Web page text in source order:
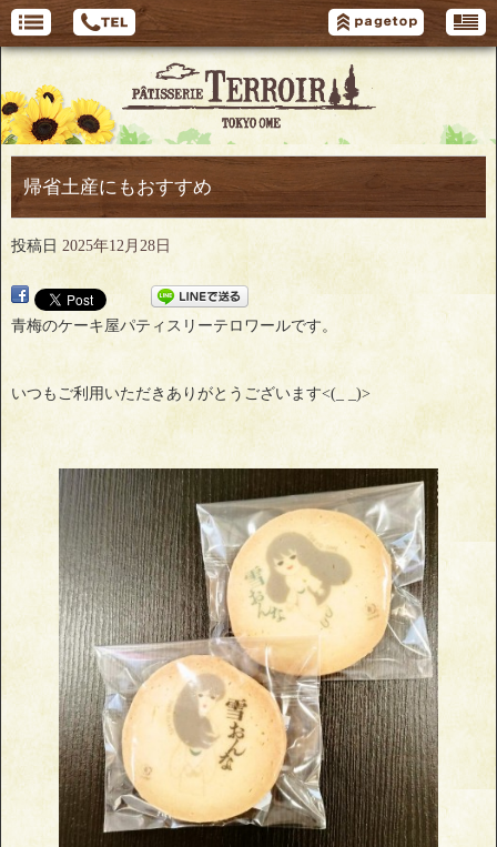
帰省土産にもおすすめ
投稿日 2025年12月28日
青梅のケーキ屋パティスリーテロワールです。
いつもご利用いただきありがとうございます<(_ _)>